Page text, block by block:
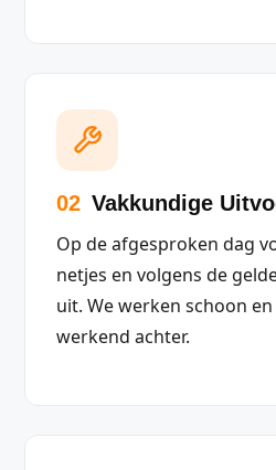
02 Vakkundige
Op de afgesproken dag
netjes en volgens de
uit. We werken schoon
werkend achter.